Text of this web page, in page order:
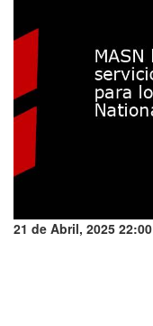
21 de Abril, 2025 22:00